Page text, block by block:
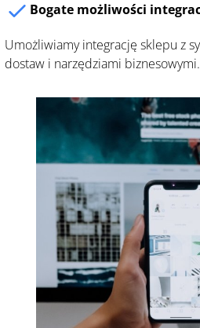
Bogate możliwości
Umożliwiamy integrację sklepu z
dostaw i narzędziami biznesowymi.